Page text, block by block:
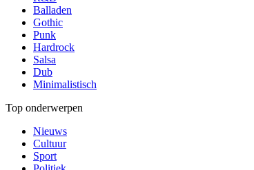
Balladen
Gothic
Punk
Hardrock
Salsa
Dub
Minimalistisch
Top onderwerpen
Nieuws
Cultuur
Sport